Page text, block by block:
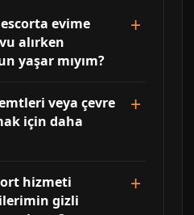
evime
alırken
yaşar mıyım?
veya çevre
için daha
hizmeti
gizli